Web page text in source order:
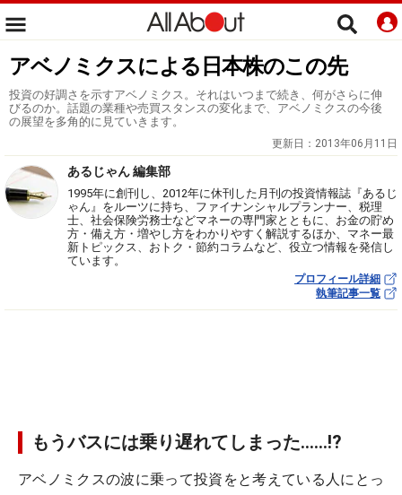
アベノミクスによる日本株のこの先
投資の好調さを示すアベノミクス。それはいつまで続き、何がさらに伸
びるのか。話題の業種や売買スタンスの変化まで、アベノミクスの今後
の展望を多角的に見ていきます。
更新日： 2013年06月11日
あるじゃん 編集部
1995年に創刊し、2012年に休刊した月刊の投資情報誌『あるじ
ゃん』をルーツに持ち、ファイナンシャルプランナー、税理
士、社会保険労務士などマネーの専門家とともに、お金の貯め
方・備え方・増やし方をわかりやすく解説するほか、マネー最
新トピックス、おトク・節約コラムなど、役立つ情報を発信し
ています。
プロフィール詳細
執筆記事一覧
もうバスには乗り遅れてしまった……!?
アベノミクスの波に乗って投資をと考えている人にとっ